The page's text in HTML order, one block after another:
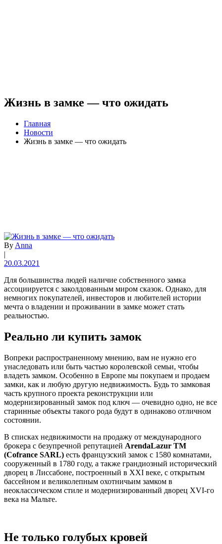
Жизнь в замке — что ожидать
Главная
Новости
Жизнь в замке — что ожидать
By Anna
|
20.03.2021
Для большинства людей наличие собственного замка
ассоциируется с заколдованным миром сказок. Однако, для
немногих покупателей, инвесторов и любителей истории
мечта о владении и проживании в замке может стать
реальностью.
Реально ли купить замок
Вопреки распространенному мнению, вам не нужно его
унаследовать или быть частью королевской семьи, чтобы
владеть замком. Особенно в Европе мы покупаем и продаем
замки, как и любую другую недвижимость. Будь то замковая
часть крупного проекта реконструкции или
модернизированный замок под ключ — очевидно одно, не все
старинные объекты такого рода будут в одинаково отличном
состоянии.
В списках недвижимости на продажу от международного
брокера с безупречной репутацией ArendaLazur TM
(Cofrance SARL) есть французский замок с 1580 комнатами,
сооруженный в 1780 году, а также грандиозный исторический
дворец в Лиссабоне, построенный в XXI веке, с открытым
бассейном и великолепным охотничьим замком в
неоклассическом стиле и модернизированный дворец XVI-го
века на Мальте.
Не только голубых кровей